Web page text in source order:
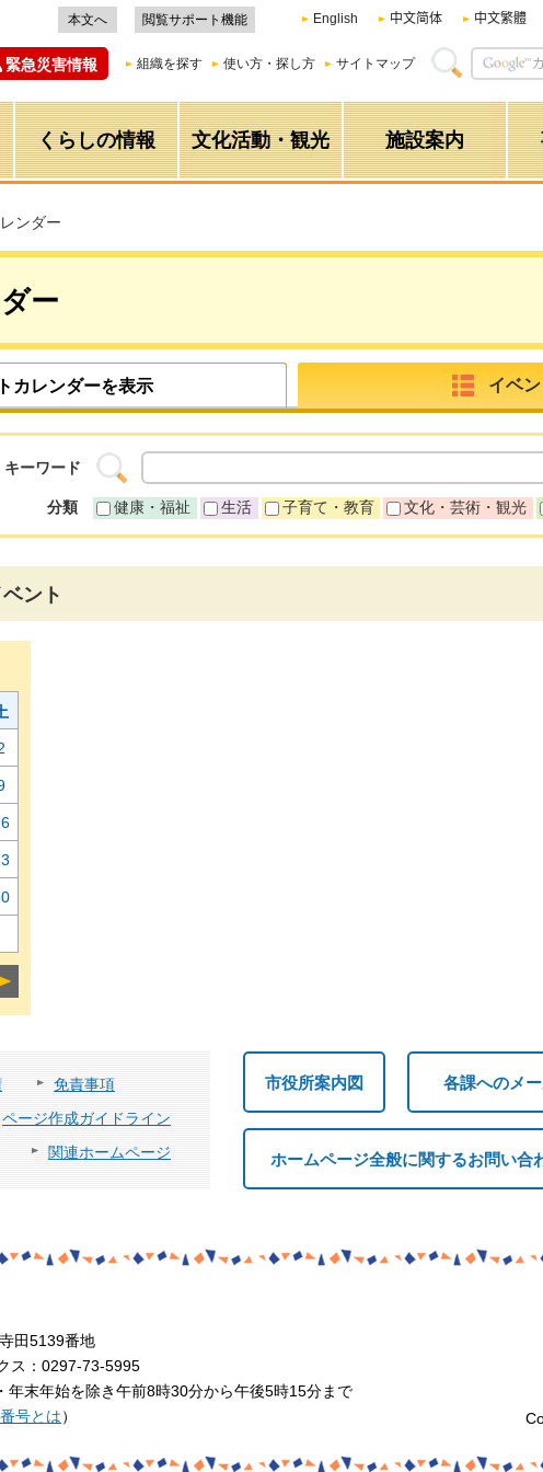
本文へ 閲覧サポート機能 English 中文简体 中文繁體
緊急災害情報 組織を探す 使い方・探し方 サイトマップ
くらしの情報 文化活動・観光 施設案内
ンダー
ー
カレンダーを表示 イベ
キーワード
分類 健康・福祉 生活 子育て・教育 文化・芸術・観光
ント
免責事項
ページ作成ガイドライン
関連ホームページ
市役所案内図 各課へのメ
ホームページ全般に関するお問い合
田5139番地
ス：0297-73-5995
年末年始を除き午前8時30分から午後5時15分まで
号とは）